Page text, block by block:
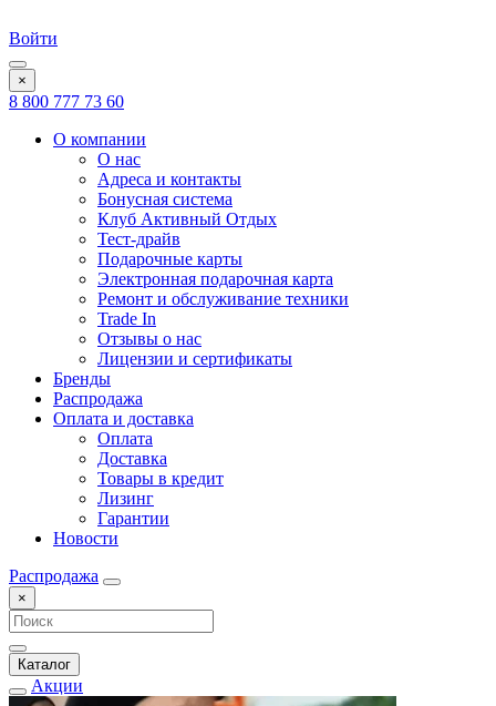
Войти
×
8 800 777 73 60
О компании
О нас
Адреса и контакты
Бонусная система
Клуб Активный Отдых
Тест-драйв
Подарочные карты
Электронная подарочная карта
Ремонт и обслуживание техники
Trade In
Отзывы о нас
Лицензии и сертификаты
Бренды
Распродажа
Оплата и доставка
Оплата
Доставка
Товары в кредит
Лизинг
Гарантии
Новости
Распродажа
×
Каталог
Акции